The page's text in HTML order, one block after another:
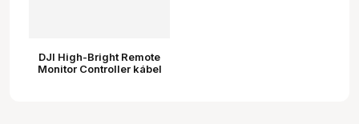
DJI High-Bright Remote
Monitor Controller kábel